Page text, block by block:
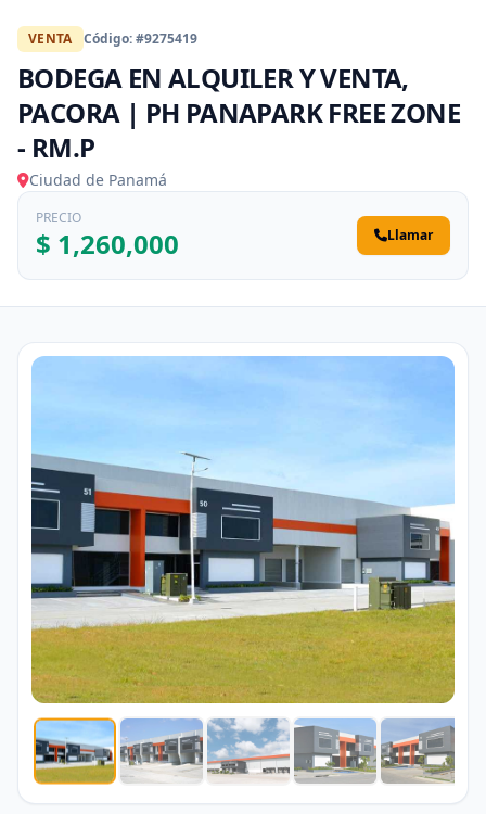
VENTA Código: #9275419
BODEGA EN ALQUILER Y VENTA,
PACORA | PH PANAPARK FREE ZONE
- RM.P
Ciudad de Panamá
PRECIO
$ 1,260,000 Llamar